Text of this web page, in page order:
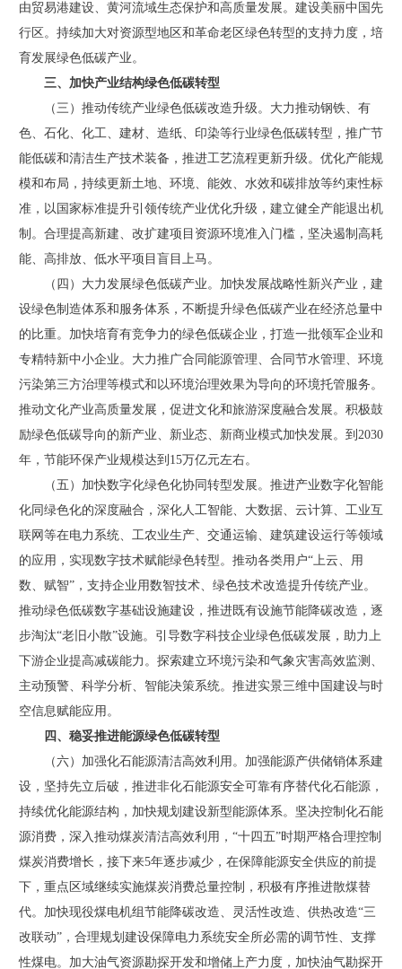
由贸易港建设、黄河流域生态保护和高质量发展。建设美丽中国先
行区。持续加大对资源型地区和革命老区绿色转型的支持力度，培
育发展绿色低碳产业。
三、加快产业结构绿色低碳转型
（三）推动传统产业绿色低碳改造升级。大力推动钢铁、有
色、石化、化工、建材、造纸、印染等行业绿色低碳转型，推广节
能低碳和清洁生产技术装备，推进工艺流程更新升级。优化产能规
模和布局，持续更新土地、环境、能效、水效和碳排放等约束性标
准，以国家标准提升引领传统产业优化升级，建立健全产能退出机
制。合理提高新建、改扩建项目资源环境准入门槛，坚决遏制高耗
能、高排放、低水平项目盲目上马。
（四）大力发展绿色低碳产业。加快发展战略性新兴产业，建
设绿色制造体系和服务体系，不断提升绿色低碳产业在经济总量中
的比重。加快培育有竞争力的绿色低碳企业，打造一批领军企业和
专精特新中小企业。大力推广合同能源管理、合同节水管理、环境
污染第三方治理等模式和以环境治理效果为导向的环境托管服务。
推动文化产业高质量发展，促进文化和旅游深度融合发展。积极鼓
励绿色低碳导向的新产业、新业态、新商业模式加快发展。到2030
年，节能环保产业规模达到15万亿元左右。
（五）加快数字化绿色化协同转型发展。推进产业数字化智能
化同绿色化的深度融合，深化人工智能、大数据、云计算、工业互
联网等在电力系统、工农业生产、交通运输、建筑建设运行等领域
的应用，实现数字技术赋能绿色转型。推动各类用户“上云、用
数、赋智”，支持企业用数智技术、绿色技术改造提升传统产业。
推动绿色低碳数字基础设施建设，推进既有设施节能降碳改造，逐
步淘汰“老旧小散”设施。引导数字科技企业绿色低碳发展，助力上
下游企业提高减碳能力。探索建立环境污染和气象灾害高效监测、
主动预警、科学分析、智能决策系统。推进实景三维中国建设与时
空信息赋能应用。
四、稳妥推进能源绿色低碳转型
（六）加强化石能源清洁高效利用。加强能源产供储销体系建
设，坚持先立后破，推进非化石能源安全可靠有序替代化石能源，
持续优化能源结构，加快规划建设新型能源体系。坚决控制化石能
源消费，深入推动煤炭清洁高效利用，“十四五”时期严格合理控制
煤炭消费增长，接下来5年逐步减少，在保障能源安全供应的前提
下，重点区域继续实施煤炭消费总量控制，积极有序推进散煤替
代。加快现役煤电机组节能降碳改造、灵活性改造、供热改造“三
改联动”，合理规划建设保障电力系统安全所必需的调节性、支撑
性煤电。加大油气资源勘探开发和增储上产力度，加快油气勘探开